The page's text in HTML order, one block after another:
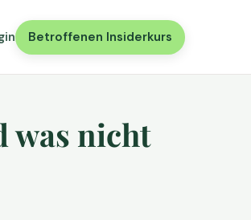
Betroffenen Insiderkurs
was nicht